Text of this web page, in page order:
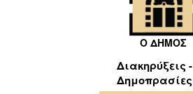
Ο ΔΗΜΟΣ
Διακηρύξεις -
Δημοπρασίες